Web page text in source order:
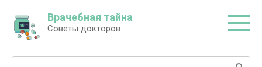
контенту
Врачебная тайна
Советы докторов
Поиск: